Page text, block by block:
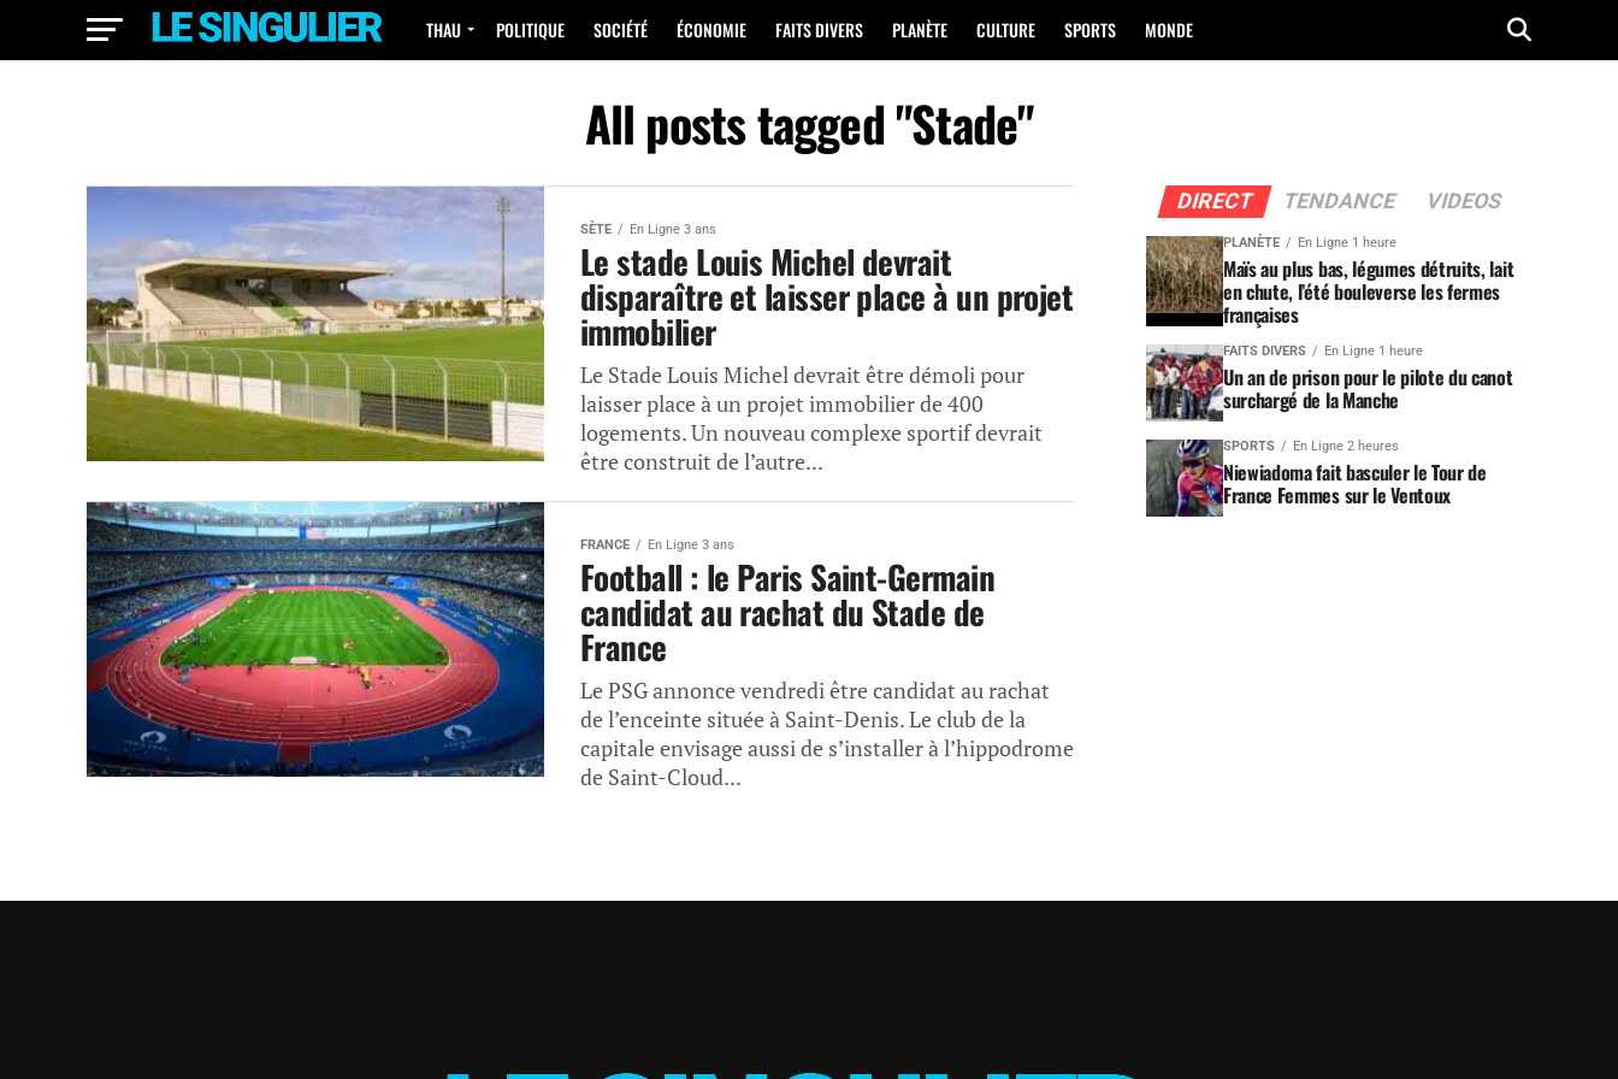
THAU POLITIQUE SOCIÉTÉ ÉCONOMIE FAITS DIVERS PLANÈTE CULTURE SPORTS MONDE
All posts tagged "Stade"
SÈTE En Ligne 3 ans
Le stade Louis Michel devrait
disparaître et laisser place à un projet
immobilier
Le Stade Louis Michel devrait être démoli pour
laisser place à un projet immobilier de 400
logements. Un nouveau complexe sportif devrait
être construit de l’autre...
FRANCE En Ligne 3 ans
Football : le Paris Saint-Germain
candidat au rachat du Stade de
France
Le PSG annonce vendredi être candidat au rachat
de l’enceinte située à Saint-Denis. Le club de la
capitale envisage aussi de s’installer à l’hippodrome
de Saint-Cloud...
DIRECT TENDANCE VIDEOS
PLANÈTE En Ligne 1 heure
Maïs au plus bas, légumes détruits, lait
en chute, l’été bouleverse les fermes
françaises
FAITS DIVERS En Ligne 1 heure
Un an de prison pour le pilote du canot
surchargé de la Manche
SPORTS En Ligne 2 heures
Niewiadoma fait basculer le Tour de
France Femmes sur le Ventoux